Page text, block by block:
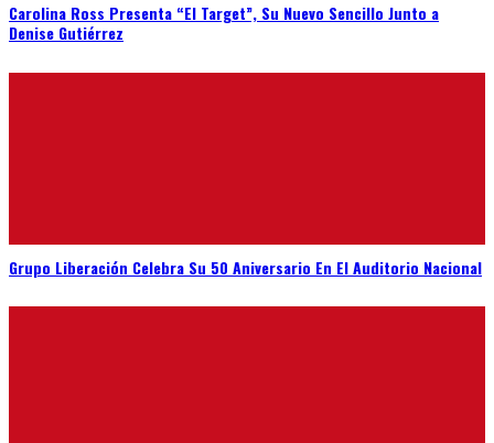
Carolina Ross Presenta “El Target”, Su Nuevo Sencillo Junto a
Denise Gutiérrez
Grupo Liberación Celebra Su 50 Aniversario En El Auditorio Nacional